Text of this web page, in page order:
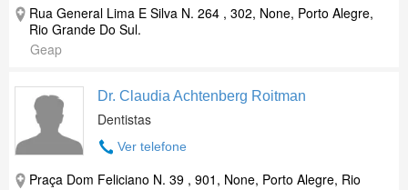
Rua General Lima E Silva N. 264 , 302, None, Porto Alegre,
Rio Grande Do Sul.
Geap
Dr. Claudia Achtenberg Roitman
Dentistas
Ver telefone
Praça Dom Feliciano N. 39 , 901, None, Porto Alegre, Rio